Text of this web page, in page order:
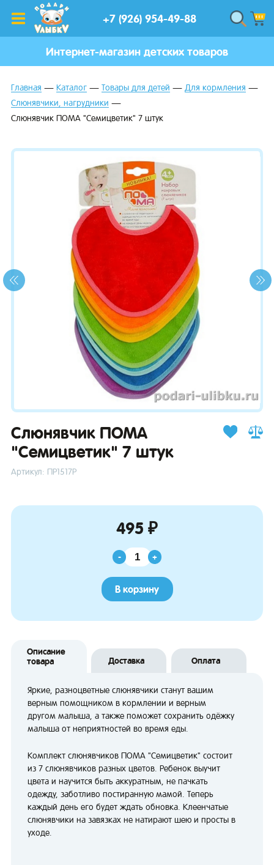
+7 (926) 954-49-88
Интернет-магазин детских товаров
Главная Каталог Товары для детей
Для кормления
Слюнявчики, нагрудники
Слюнявчик ПОМА "Семицветик" 7 штук
Слюнявчик ПОМА
"Семицветик" 7 штук
Артикул: ПР1517Р
495 ₽
- +
В корзину
Описание
товара
Доставка Оплата
Яркие, разноцветные слюнявчики станут вашим
верным помощником в кормлении и верным
другом малыша, а также поможет сохранить одёжку
малыша от неприятностей во время еды.
Комплект слюнявчиков ПОМА "Семицветик" состоит
из 7 слюнявчиков разных цветов. Ребенок выучит
цвета и научится быть аккуратным, не пачкать
одежду, заботливо постиранную мамой. Теперь
каждый день его будет ждать обновка. Клеенчатые
слюнявчики на завязках не натирают шею и просты в
уходе.